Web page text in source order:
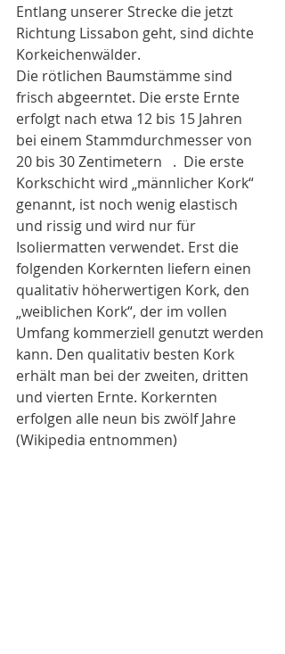
Entlang unserer Strecke die jetzt
Richtung Lissabon geht, sind dichte
Korkeichenwälder.
Die rötlichen Baumstämme sind
frisch abgeerntet. Die erste Ernte
erfolgt nach etwa 12 bis 15 Jahren
bei einem Stammdurchmesser von
20 bis 30 Zentimetern   .  Die erste
Korkschicht wird „männlicher Kork“
genannt, ist noch wenig elastisch
und rissig und wird nur für
Isoliermatten verwendet. Erst die
folgenden Korkernten liefern einen
qualitativ höherwertigen Kork, den
„weiblichen Kork“, der im vollen
Umfang kommerziell genutzt werden
kann. Den qualitativ besten Kork
erhält man bei der zweiten, dritten
und vierten Ernte. Korkernten
erfolgen alle neun bis zwölf Jahre
(Wikipedia entnommen)